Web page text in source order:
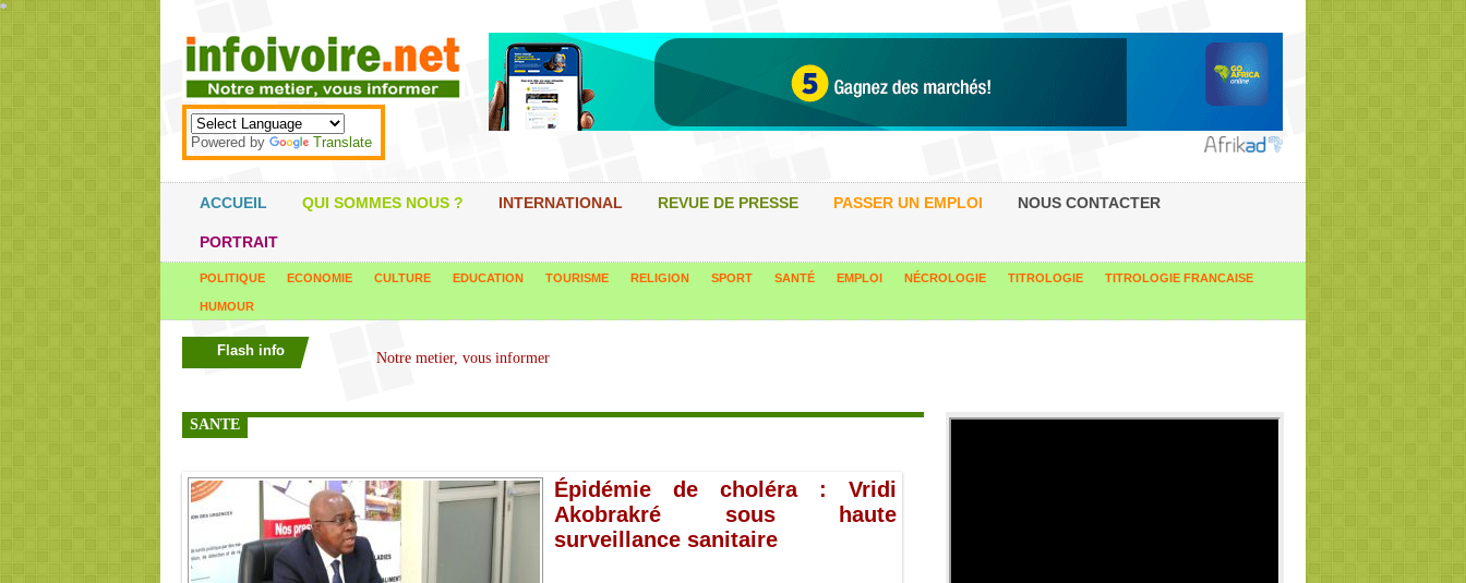
*
*
*
*
*
*
*
*
*
*
*
*
*
*
*
*
*
*
*
*
*
*
*
*
*
*
*
*
*
*
*
*
*
*
*
*
Powered by Translate
ACCUEIL QUI SOMMES NOUS ? INTERNATIONAL REVUE DE PRESSE PASSER UN EMPLOI NOUS CONTACTER
PORTRAIT
POLITIQUE ECONOMIE CULTURE EDUCATION TOURISME RELIGION SPORT SANTÉ EMPLOI NÉCROLOGIE TITROLOGIE TITROLOGIE FRANCAISE
HUMOUR
Flash info
SANTE
Épidémie de choléra : Vridi
Akobrakré sous haute
surveillance sanitaire